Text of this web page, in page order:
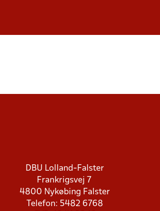
DBU Lolland-Falster
Frankrigsvej 7
4800 Nykøbing Falster
Telefon: 5482 6768